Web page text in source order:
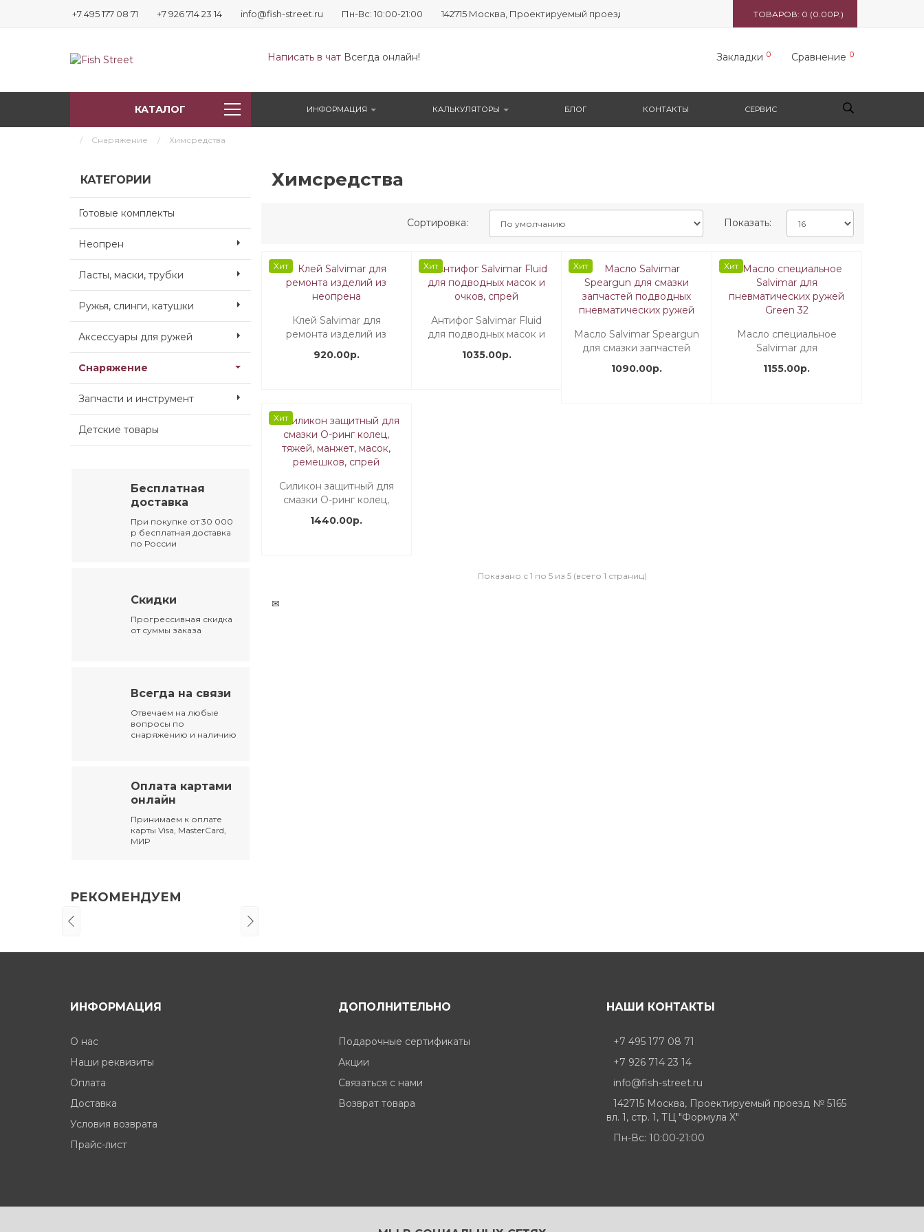
+7 495 177 08 71 +7 926 714 23 14 info@fish-street.ru Пн-Вс: 10:00-21:00 142715 Москва, Проектируемый проезд № 5165 вл. 1, стр. 1, ТЦ "Формула X"ТОВАРОВ: 0 (0.00Р.)
Написать в чатВсегда онлайн! Закладки 0 Сравнение 0
КАТАЛОГ ИНФОРМАЦИЯ КАЛЬКУЛЯТОРЫ БЛОГ КОНТАКТЫ СЕРВИС
Снаряжение Химсредства
КАТЕГОРИИ
Готовые комплекты
Неопрен
Ласты, маски, трубки
Ружья, слинги, катушки
Аксессуары для ружей
Снаряжение
Запчасти и инструмент
Детские товары
Бесплатная
доставка
При покупке от 30 000
р бесплатная доставка
по России
Скидки
Прогрессивная скидка
от суммы заказа
Всегда на связи
Отвечаем на любые
вопросы по
снаряжению и наличию
Оплата картами
онлайн
Принимаем к оплате
карты Visa, MasterCard,
МИР
РЕКОМЕНДУЕМ
Химсредства
Сортировка: Показать:
Хит
Клей Salvimar для
ремонта изделий из
920.00р.
Хит
Антифог Salvimar Fluid
для подводных масок и
1035.00р.
Хит
Масло Salvimar Speargun
для смазки запчастей
пневматических ружей
1090.00р.
Хит
Масло специальное
Salvimar для
Green 32
1155.00р.
Хит
Силикон защитный для
смазки О-ринг колец,
ремешков, спрей
1440.00р.
Показано с 1 по 5 из 5 (всего 1 страниц)
✉
ИНФОРМАЦИЯ
О нас
Наши реквизиты
Оплата
Доставка
Условия возврата
Прайс-лист
ДОПОЛНИТЕЛЬНО
Подарочные сертификаты
Акции
Связаться с нами
Возврат товара
НАШИ КОНТАКТЫ
+7 495 177 08 71
+7 926 714 23 14
info@fish-street.ru
142715 Москва, Проектируемый проезд № 5165
вл. 1, стр. 1, ТЦ "Формула X"
Пн-Вс: 10:00-21:00